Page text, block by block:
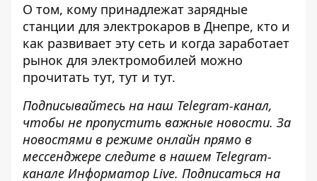
О том, кому принадлежат зарядные
станции для электрокаров в Днепре, кто и
как развивает эту сеть и когда заработает
рынок для электромобилей можно
прочитать тут, тут и тут.
Подписывайтесь на наш Telegram-канал,
чтобы не пропустить важные новости. За
новостями в режиме онлайн прямо в
мессенджере следите в нашем Telegram-
канале Информатор Live. Подписаться на